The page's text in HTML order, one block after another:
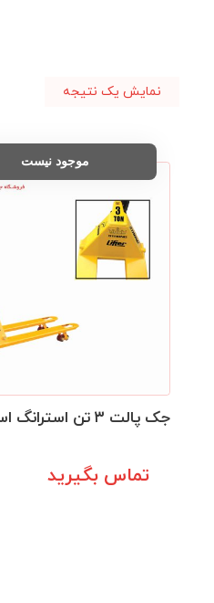
نمایش یک نتیجه
جک پالت ۳ تن استرانگ استاندارد
تماس بگیرید
موجود نیست